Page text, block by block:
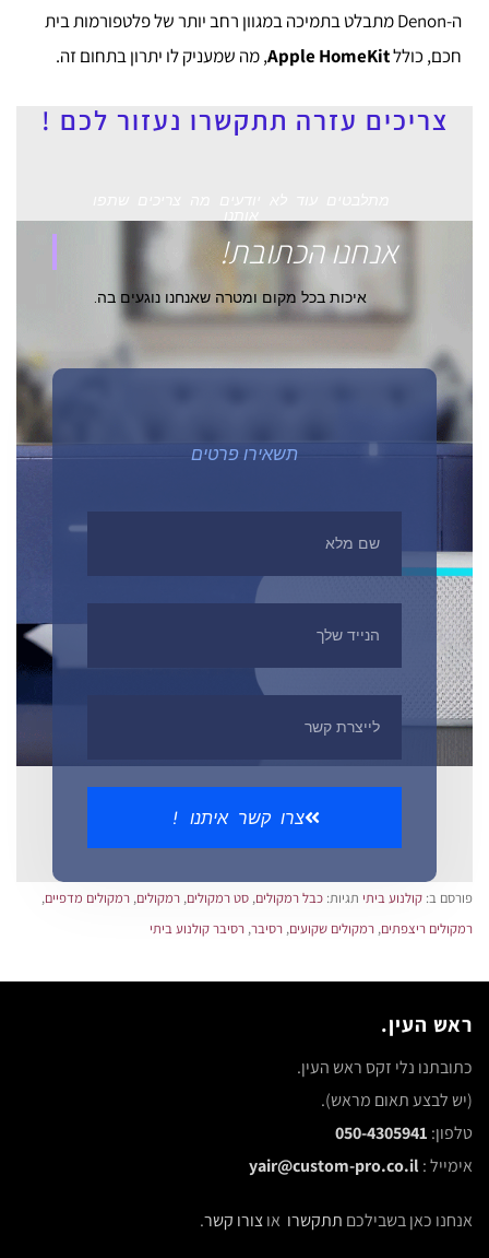
ה-Denon מתבלט בתמיכה במגוון רחב יותר של פלטפורמות בית
חכם, כוללApple HomeKit, מה שמעניק לו יתרון בתחום זה.
צריכים עזרה תתקשרו נעזור לכם !
אנחנו הכתובת!
איכות בכל מקום ומטרה שאנחנו נוגעים בה.
תשאירו פרטים
צרו קשר איתנו !
פורסם ב: קולנוע ביתי תגיות: כבל רמקולים, סט רמקולים, רמקולים, רמקולים מדפיים,
רמקולים ריצפתים, רמקולים שקועים, רסיבר, רסיבר קולנוע ביתי
ראש העין.
כתובתנו נלי זקס ראש העין.
(יש לבצע תאום מראש).
טלפון: 050-4305941
אימייל :yair@custom-pro.co.il
אנחנו כאן בשבילכם תתקשרו אוצורו קשר.